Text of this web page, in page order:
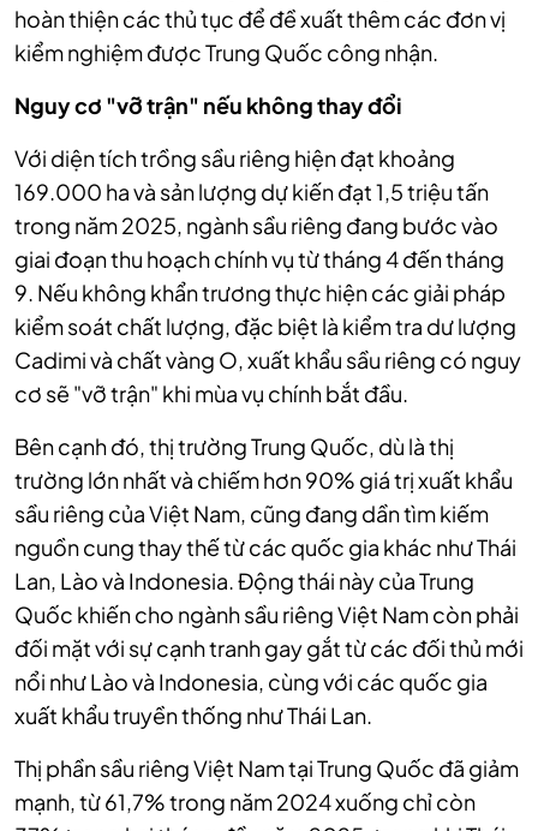
hoàn thiện các thủ tục để đề xuất thêm các đơn vị
kiểm nghiệm được Trung Quốc công nhận.
Nguy cơ "vỡ trận" nếu không thay đổi
Với diện tích trồng sầu riêng hiện đạt khoảng
169.000 ha và sản lượng dự kiến đạt 1,5 triệu tấn
trong năm 2025, ngành sầu riêng đang bước vào
giai đoạn thu hoạch chính vụ từ tháng 4 đến tháng
9. Nếu không khẩn trương thực hiện các giải pháp
kiểm soát chất lượng, đặc biệt là kiểm tra dư lượng
Cadimi và chất vàng O, xuất khẩu sầu riêng có nguy
cơ sẽ "vỡ trận" khi mùa vụ chính bắt đầu.
Bên cạnh đó, thị trường Trung Quốc, dù là thị
trường lớn nhất và chiếm hơn 90% giá trị xuất khẩu
sầu riêng của Việt Nam, cũng đang dần tìm kiếm
nguồn cung thay thế từ các quốc gia khác như Thái
Lan, Lào và Indonesia. Động thái này của Trung
Quốc khiến cho ngành sầu riêng Việt Nam còn phải
đối mặt với sự cạnh tranh gay gắt từ các đối thủ mới
nổi như Lào và Indonesia, cùng với các quốc gia
xuất khẩu truyền thống như Thái Lan.
Thị phần sầu riêng Việt Nam tại Trung Quốc đã giảm
mạnh, từ 61,7% trong năm 2024 xuống chỉ còn